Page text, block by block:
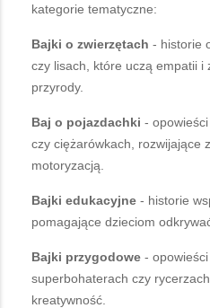
kategorie tematyczne:
Bajki o zwierzętach - historie
czy lisach, które uczą empatii i
przyrody.
Baj o pojazdachki -
czy ciężarówkach, rozwijające
motoryzacją.
Bajki edukacyjne - historie
pomagające dzieciom
Bajki przygodowe -
superbohaterach czy
kreatywność.